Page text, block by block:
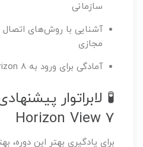
سازمانی
آشنایی با روش‌های اتصال
مجازی
آمادگی برای ورود به Horizon 8 و مباحث پیشرفته‌تر
🧪 لابراتوار
Horizon View 7
برای یادگیری بهتر این